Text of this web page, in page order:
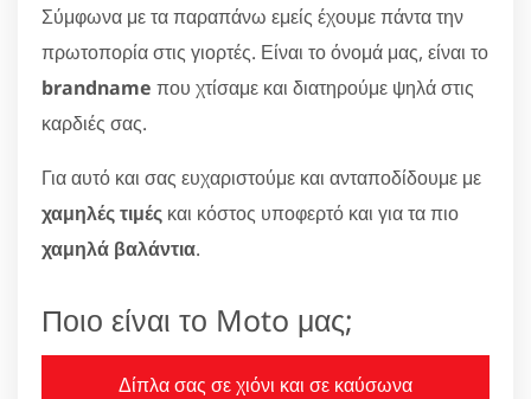
Σύμφωνα με τα παραπάνω εμείς έχουμε πάντα την
πρωτοπορία στις γιορτές. Είναι το όνομά μας, είναι το
brandname που χτίσαμε και διατηρούμε ψηλά στις
καρδιές σας.
Για αυτό και σας ευχαριστούμε και ανταποδίδουμε με
χαμηλές τιμές και κόστος υποφερτό και για τα πιο
χαμηλά βαλάντια.
Ποιο είναι το Moto μας;
Δίπλα σας σε χιόνι και σε καύσωνα